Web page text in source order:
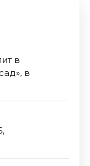
в
в